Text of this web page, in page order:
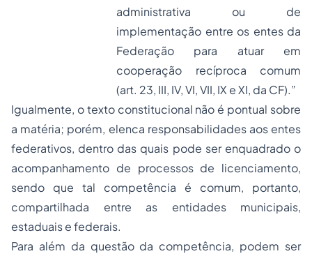
administrativa ou de
implementação entre os entes da
Federação para atuar em
cooperação recíproca comum
(art. 23, III, IV, VI, VII, IX e XI, da CF).”
Igualmente, o texto constitucional não é pontual sobre
a matéria; porém, elenca responsabilidades aos entes
federativos, dentro das quais pode ser enquadrado o
acompanhamento de processos de licenciamento,
sendo que tal competência é comum, portanto,
compartilhada entre as entidades municipais,
estaduais e federais.
Para além da questão da competência, podem ser